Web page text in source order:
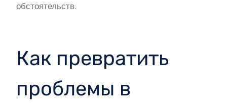
обстоятельств.
Как превратить
проблемы в